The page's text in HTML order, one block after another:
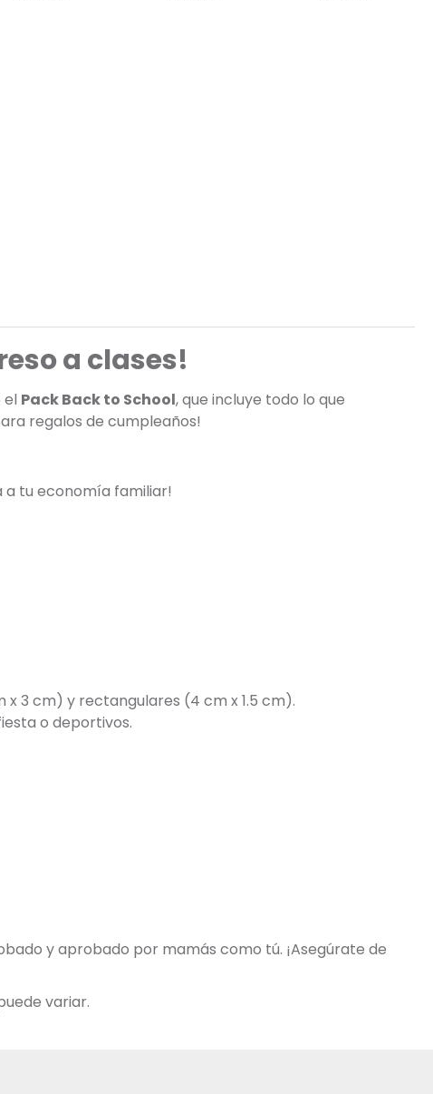
a clases!
el Pack Back to School, que incluye todo lo que
regalos de cumpleaños!
a tu economía familiar!
3 cm) y rectangulares (4 cm x 1.5 cm).
o deportivos.
y aprobado por mamás como tú. ¡Asegúrate de
variar.